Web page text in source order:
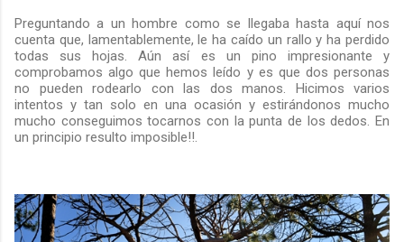
Preguntando a un hombre como se llegaba hasta aquí nos
cuenta que, lamentablemente, le ha caído un rallo y ha perdido
todas sus hojas. Aún así es un pino impresionante y
comprobamos algo que hemos leído y es que dos personas
no pueden rodearlo con las dos manos. Hicimos varios
intentos y tan solo en una ocasión y estirándonos mucho
mucho conseguimos tocarnos con la punta de los dedos. En
un principio resulto imposible!!.